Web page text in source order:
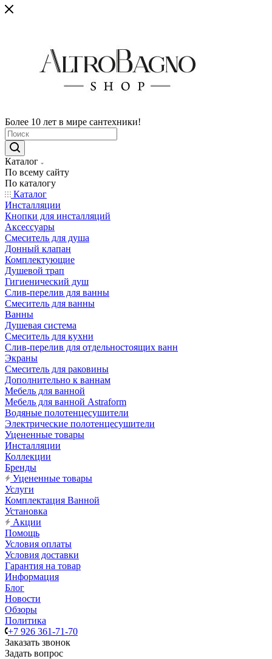
Более 10 лет в мире сантехники!
Каталог
По всему сайту
По каталогу
Каталог
Инсталляции
Кнопки для инсталляций
Аксессуары
Смеситель для душа
Донный клапан
Комплектующие
Душевой трап
Гигиенический душ
Слив-перелив для ванны
Смеситель для ванны
Ванны
Душевая система
Смеситель для кухни
Слив-перелив для отдельностоящих ванн
Экраны
Смеситель для раковины
Дополнительно к ваннам
Мебель для ванной
Мебель для ванной Astraform
Водяные полотенцесушители
Электрические полотенцесушители
Уцененные товары
Инсталляции
Коллекции
Бренды
Уцененные товары
Услуги
Комплектация Ванной
Установка
Акции
Помощь
Условия оплаты
Условия доставки
Гарантия на товар
Информация
Блог
Новости
Обзоры
Политика
+7 926 361-71-70
Заказать звонок
Задать вопрос